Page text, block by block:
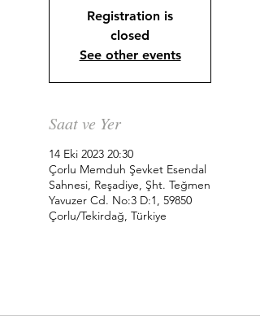
Registration is
closed
See other events
Saat ve Yer
14 Eki 2023 20:30
Çorlu Memduh Şevket Esendal
Sahnesi, Reşadiye, Şht. Teğmen
Yavuzer Cd. No:3 D:1, 59850
Çorlu/Tekirdağ, Türkiye